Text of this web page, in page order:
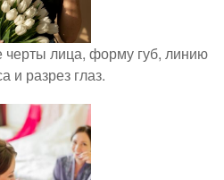
лица, форму губ, линию
и разрез глаз.